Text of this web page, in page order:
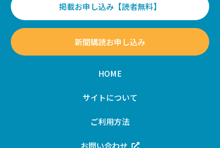
掲載お申し込み【読者無料】
新聞購読お申し込み
HOME
サイトについて
ご利用方法